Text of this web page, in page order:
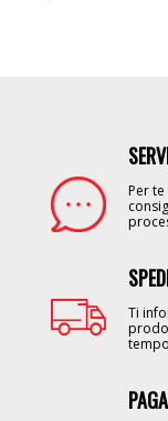
Per
Ti